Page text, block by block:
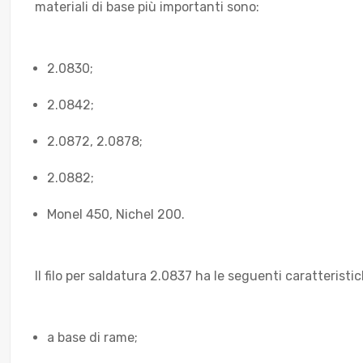
materiali di base più importanti sono:
2.0830;
2.0842;
2.0872, 2.0878;
2.0882;
Monel 450, Nichel 200.
Il filo per saldatura 2.0837 ha le seguenti
a base di rame;